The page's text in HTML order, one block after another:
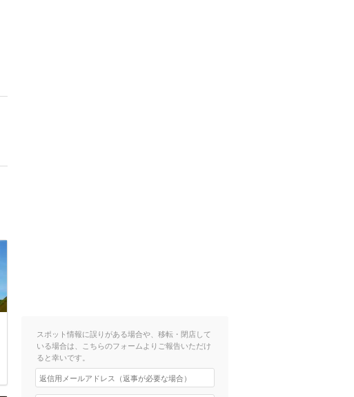
スポット情報に誤りがある場合や、移転・閉店して
いる場合は、こちらのフォームよりご報告いただけ
ると幸いです。